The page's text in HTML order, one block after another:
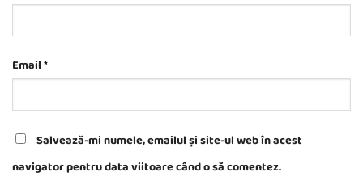
Email*
Salvează-mi numele, emailul și site-ul web în acest
navigator pentru data viitoare când o să comentez.